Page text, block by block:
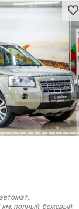
км, полный, бежевый,